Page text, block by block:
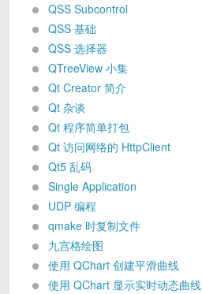
QSS Subcontrol
QSS 基础
QSS 选择器
QTreeView 小集
Qt Creator 简介
Qt 杂谈
Qt 程序简单打包
Qt 访问网络的 HttpClient
Qt5 乱码
Single Application
UDP 编程
qmake 时复制文件
九宫格绘图
使用 QChart 创建平滑曲线
使用 QChart 显示实时动态曲线